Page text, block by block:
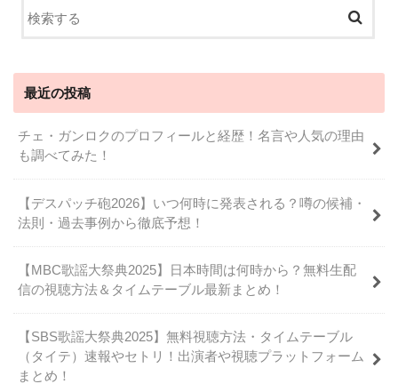
最近の投稿
チェ・ガンロクのプロフィールと経歴！名言や人気の理由
も調べてみた！
【デスパッチ砲2026】いつ何時に発表される？噂の候補・
法則・過去事例から徹底予想！
【MBC歌謡大祭典2025】日本時間は何時から？無料生配
信の視聴方法＆タイムテーブル最新まとめ！
【SBS歌謡大祭典2025】無料視聴方法・タイムテーブル
（タイテ）速報やセトリ！出演者や視聴プラットフォーム
まとめ！